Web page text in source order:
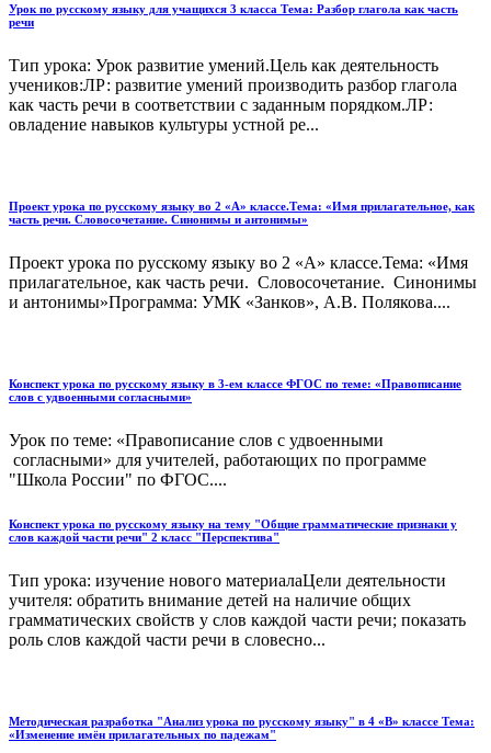
Урок по русскому языку для учащихся 3 класса Тема: Разбор глагола как часть
речи
Тип урока: Урок развитие умений.Цель как деятельность
учеников:ЛР: развитие умений производить разбор глагола
как часть речи в соответствии с заданным порядком.ЛР:
овладение навыков культуры устной ре...
Проект урока по русскому языку во 2 «А» классе.Тема: «Имя прилагательное, как
часть речи. Словосочетание. Синонимы и антонимы»
Проект урока по русскому языку во 2 «А» классе.Тема: «Имя
прилагательное, как часть речи. Словосочетание. Синонимы
и антонимы»Программа: УМК «Занков», А.В. Полякова....
Конспект урока по русскому языку в 3-ем классе ФГОС по теме: «Правописание
слов с удвоенными согласными»
Урок по теме: «Правописание слов с удвоенными
согласными» для учителей, работающих по программе
"Школа России" по ФГОС....
Конспект урока по русскому языку на тему "Общие грамматические признаки у
слов каждой части речи" 2 класс "Перспектива"
Тип урока: изучение нового материалаЦели деятельности
учителя: обратить внимание детей на наличие общих
грамматических свойств у слов каждой части речи; показать
роль слов каждой части речи в словесно...
Методическая разработка "Анализ урока по русскому языку" в 4 «В» классе Тема:
«Изменение имён прилагательных по падежам"